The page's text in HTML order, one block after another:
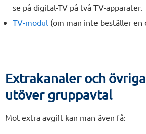
se på digital-TV på två TV-apparater.
TV-modul (om man inte beställer en
Extrakanaler och
utöver gruppavtal
Mot extra avgift kan man även få: